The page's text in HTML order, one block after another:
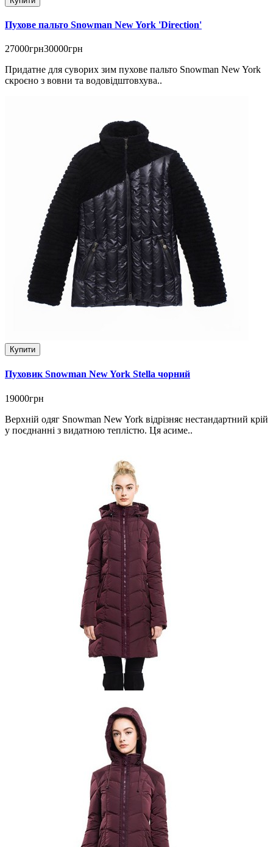
Пухове пальто Snowman New York 'Direction'
27000грн30000грн
Придатне для суворих зим пухове пальто Snowman New York
скроєно з вовни та водовідштовхува..
Купити
Пуховик Snowman New York Stella чорний
19000грн
Верхній одяг Snowman New York відрізняє нестандартний крій
у поєднанні з видатною теплістю. Ця асиме..